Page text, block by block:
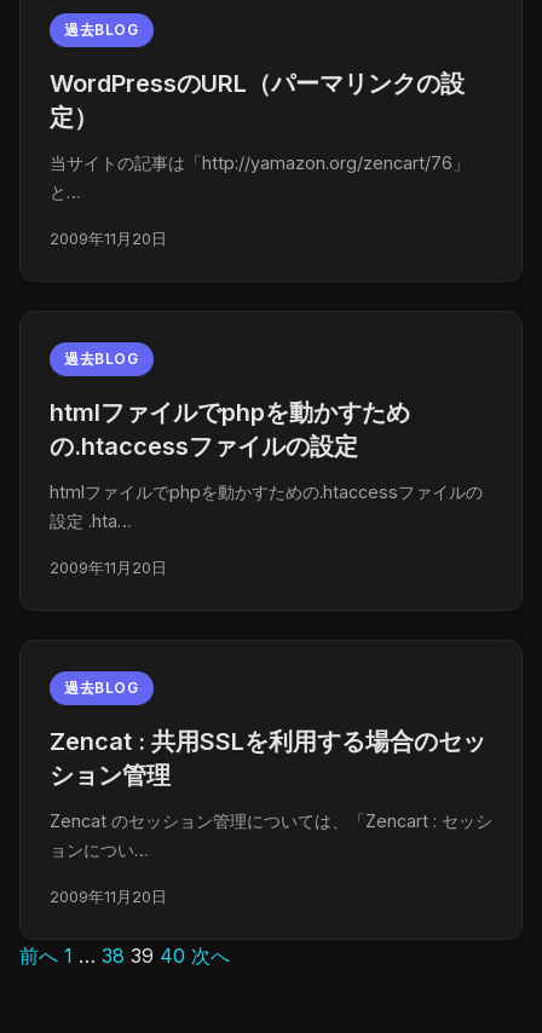
過去BLOG
WordPressのURL（パーマリンクの設
定）
当サイトの記事は「http://yamazon.org/zencart/76」
と…
2009年11月20日
過去BLOG
htmlファイルでphpを動かすため
の.htaccessファイルの設定
htmlファイルでphpを動かすための.htaccessファイルの
設定 .hta…
2009年11月20日
過去BLOG
Zencat : 共用SSLを利用する場合のセッ
ション管理
Zencat のセッション管理については、「Zencart : セッシ
ョンについ…
2009年11月20日
投
前へ 1 … 38 39 40 次へ